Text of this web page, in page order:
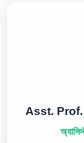
Asst.